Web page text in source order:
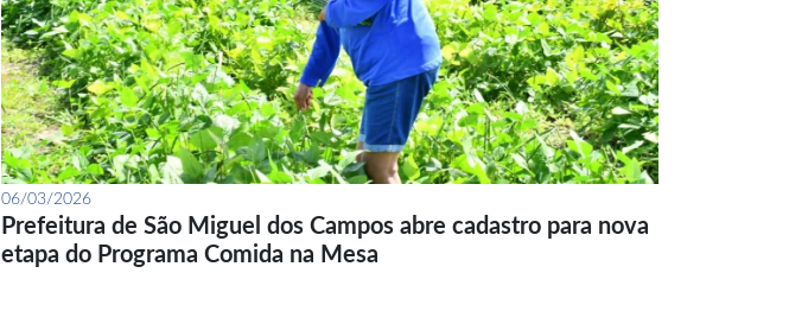
06/03/2026
Prefeitura de São Miguel dos Campos abre cadastro para nova
etapa do Programa Comida na Mesa